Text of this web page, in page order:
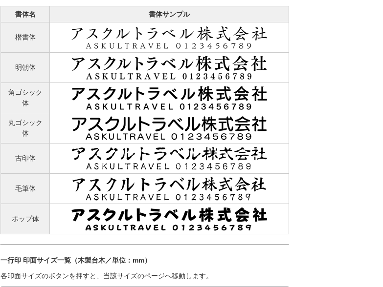
書体名 書体サンプル
楷書体
明朝体
角ゴシック
体
丸ゴシック
体
古印体
毛筆体
ポップ体
一行印 印面サイズ一覧（木製台木／単位：mm）
各印面サイズのボタンを押すと、当該サイズのページへ移動します。